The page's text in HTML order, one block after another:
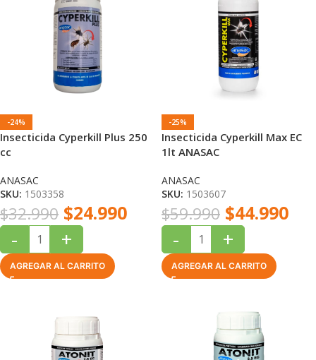
-24%
Insecticida Cyperkill Plus 250
cc
ANASAC
SKU: 1503358
$32.990 $24.990
- +
AGREGAR AL CARRITO
-25%
Insecticida Cyperkill Max EC
1lt ANASAC
ANASAC
SKU: 1503607
$59.990 $44.990
- +
AGREGAR AL CARRITO